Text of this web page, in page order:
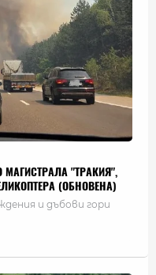
"ТРАКИЯ",
(ОБНОВЕНА)
и дъбови гори